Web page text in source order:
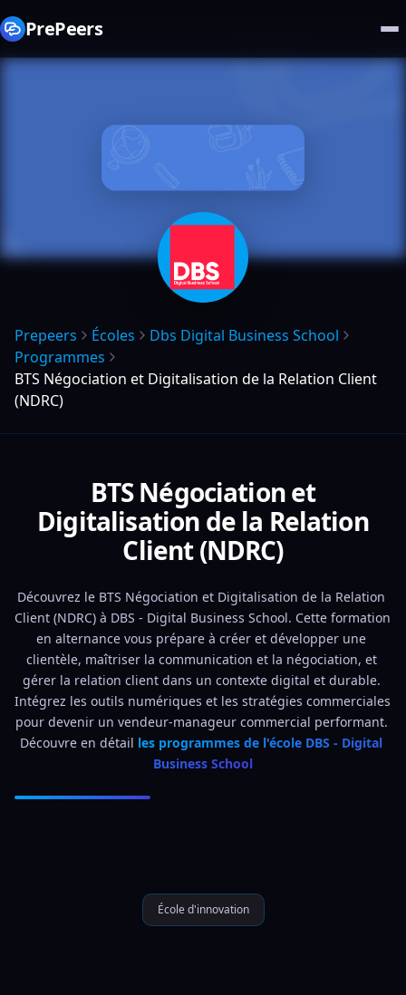
PrePeers
Prepeers Écoles
Dbs Digital Business School
Programmes
BTS Négociation et Digitalisation de la Relation Client
(NDRC)
BTS Négociation et
Digitalisation de la Relation
Client (NDRC)
Découvrez le BTS Négociation et Digitalisation de la Relation
Client (NDRC) à DBS - Digital Business School. Cette formation
en alternance vous prépare à créer et développer une
clientèle, maîtriser la communication et la négociation, et
gérer la relation client dans un contexte digital et durable.
Intégrez les outils numériques et les stratégies commerciales
pour devenir un vendeur-manageur commercial performant.
Découvre en détail les programmes de l'école DBS - Digital
Business School
École d'innovation